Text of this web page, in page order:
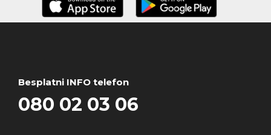
Besplatni INFO telefon
080 02 03 06